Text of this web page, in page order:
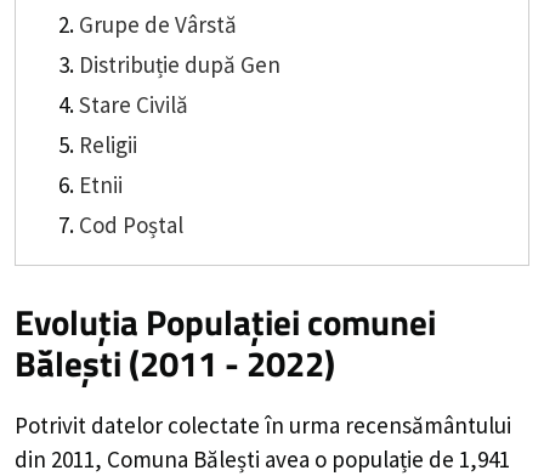
Grupe de Vârstă
Distribuție după Gen
Stare Civilă
Religii
Etnii
Cod Poștal
Evoluția Populației comunei
Bălești (2011 - 2022)
Potrivit datelor colectate în urma recensământului
din 2011, Comuna Bălești avea o populație de 1,941